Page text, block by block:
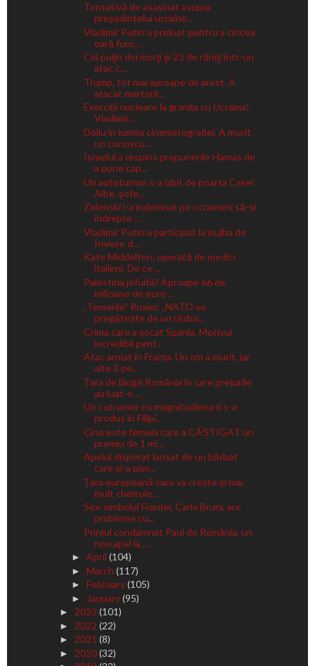
Tentativă de asasinat asupra
președintelui ucraine...
Vladimir Putin a preluat pentru a cincea
oară func...
Cel puţin doi morţi şi 23 de răniţi într-un
atac c...
Trump, tot mai aproape de arest. A
atacat martorii...
Exerciții nucleare la granița cu Ucraina!
Vladimir...
Doliu în lumea cinematografiei. A murit
un cunoscu...
Israelul a respins propunerile Hamas de
a pune cap...
Un autoturism s-a izbit de poarta Casei
Albe, şofe...
Zelenski i-a îndemnat pe ucraineni să-și
îndrepte ...
Vladimir Putin a participat la slujba de
Înviere d...
Kate Middelton, operată de medici
italieni. De ce ...
Palestina jefuită! Aproape 66 de
milioane de euro ...
„Temerile” Rusiei: „NATO se
pregătește de un războ...
Crima care a șocat Spania. Motivul
incredibil pent...
Atac armat în Franța. Un om a murit, iar
alte 3 pe...
Țara de lângă România în care prețurile
au luat-o ...
Un cutremur cu magnitudinea 6 s-a
produs în Filipi...
Cine este femeia care a CÂȘTIGAT un
premiu de 1 mi...
Apelul disperat lansat de un bărbat
care și-a pier...
Țara europeană care va crește și mai
mult cheltuie...
Sex-simbolul Franței, Carla Bruni, are
probleme cu...
Prințul condamnat Paul de România, un
nou apel la ...
► April (104)
► March (117)
► February(105)
► January(95)
► 2023 (101)
► 2022 (22)
► 2021 (8)
► 2020(32)